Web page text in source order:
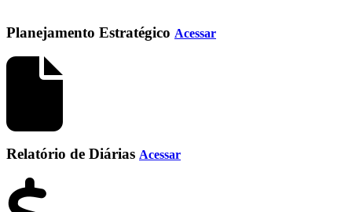
Planejamento Estratégico Acessar
Relatório de Diárias Acessar